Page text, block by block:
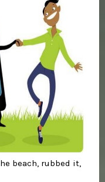
beach, rubbed it,